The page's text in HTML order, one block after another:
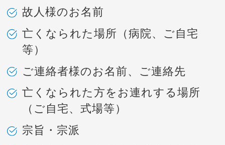
故人様のお名前
亡くなられた場所（病院、ご自宅
等）
ご連絡者様のお名前、ご連絡先
亡くなられた方をお連れする場所
（ご自宅、式場等）
宗旨・宗派